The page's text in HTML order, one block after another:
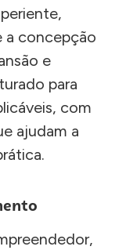
a concepção
e
para
com
ajudam a